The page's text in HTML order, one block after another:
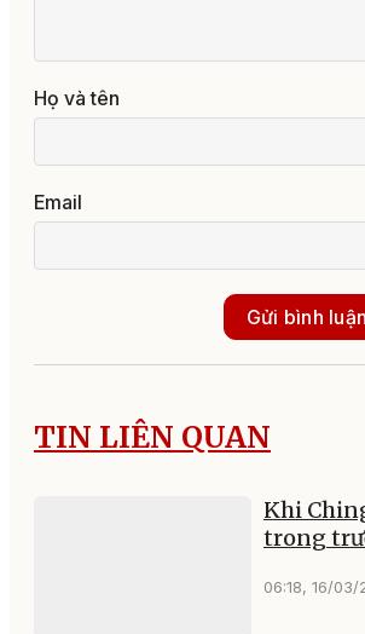
Họ và tên
Email
Gửi bình luận
TIN LIÊN QUAN
Khi
trong
06:18, 16/03/